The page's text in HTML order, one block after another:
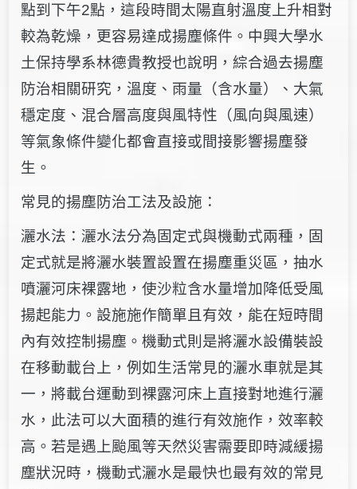
點到下午2點，這段時間太陽直射溫度上升相對
較為乾燥，更容易達成揚塵條件。中興大學水
土保持學系林德貴教授也說明，綜合過去揚塵
防治相關研究，溫度、雨量（含水量）、大氣
穩定度、混合層高度與風特性（風向與風速）
等氣象條件變化都會直接或間接影響揚塵發
生。
常見的揚塵防治工法及設施：
灑水法：灑水法分為固定式與機動式兩種，固
定式就是將灑水裝置設置在揚塵重災區，抽水
噴灑河床裸露地，使沙粒含水量增加降低受風
揚起能力。設施施作簡單且有效，能在短時間
內有效控制揚塵。機動式則是將灑水設備裝設
在移動載台上，例如生活常見的灑水車就是其
一，將載台運動到裸露河床上直接對地進行灑
水，此法可以大面積的進行有效施作，效率較
高。若是遇上颱風等天然災害需要即時減緩揚
塵狀況時，機動式灑水是最快也最有效的常見